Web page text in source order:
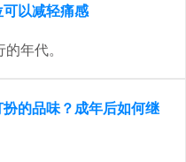
以减轻痛感
年代。
的品味？成年后如何继